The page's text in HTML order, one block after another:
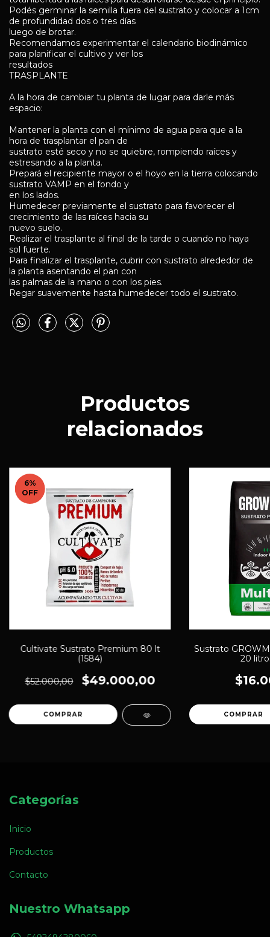
Podés germinar la semilla fuera del sustrato y colocar a 1cm
de profundidad dos o tres días
luego de brotar.
Recomendamos experimentar el calendario biodinámico
para planificar el cultivo y ver los
resultados
TRASPLANTE
A la hora de cambiar tu planta de lugar para darle más
espacio:
Mantener la planta con el mínimo de agua para que a la
hora de trasplantar el pan de
sustrato esté seco y no se quiebre, rompiendo raíces y
estresando a la planta.
Prepará el recipiente mayor o el hoyo en la tierra colocando
sustrato VAMP en el fondo y
en los lados.
Humedecer previamente el sustrato para favorecer el
crecimiento de las raíces hacia su
nuevo suelo.
Realizar el trasplante al final de la tarde o cuando no haya
sol fuerte.
Para finalizar el trasplante, cubrir con sustrato alrededor de
la planta asentando el pan con
las palmas de la mano o con los pies.
Regar suavemente hasta humedecer todo el sustrato.
Productos
relacionados
6%
OFF
Cultivate Sustrato Premium 80 lt
(1584)
$52.000,00 $49.000,00
Sustrato
20
Categorías
Inicio
Productos
Contacto
Nuestro Whatsapp